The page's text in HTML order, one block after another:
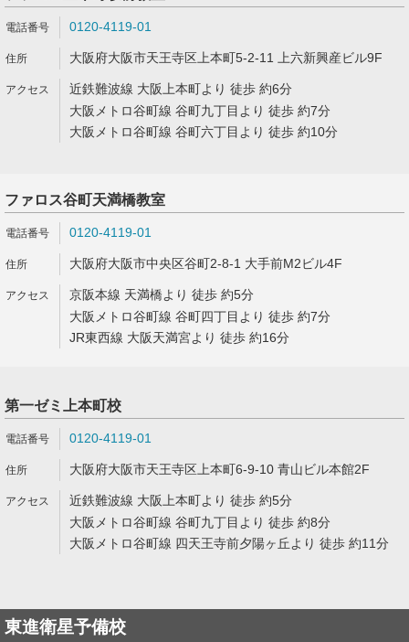
0120-4119-01
大阪府大阪市天王寺区上本町5-2-11 上六新興産ビル9F
近鉄難波線 大阪上本町より 徒歩 約6分
大阪メトロ谷町線 谷町九丁目より 徒歩 約7分
大阪メトロ谷町線 谷町六丁目より 徒歩 約10分
ファロス谷町天満橋教室
0120-4119-01
大阪府大阪市中央区谷町2-8-1 大手前M2ビル4F
京阪本線 天満橋より 徒歩 約5分
大阪メトロ谷町線 谷町四丁目より 徒歩 約7分
JR東西線 大阪天満宮より 徒歩 約16分
第一ゼミ上本町校
0120-4119-01
大阪府大阪市天王寺区上本町6-9-10 青山ビル本館2F
近鉄難波線 大阪上本町より 徒歩 約5分
大阪メトロ谷町線 谷町九丁目より 徒歩 約8分
大阪メトロ谷町線 四天王寺前夕陽ヶ丘より 徒歩 約11分
東進衛星予備校